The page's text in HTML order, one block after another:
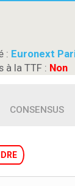
: Euronext
à la TTF : Non
CONSENSUS